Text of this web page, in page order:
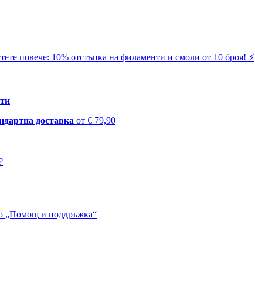
повече: 10% отстъпка на филаменти и смоли от 10 броя! ⚡️
доставка от € 79,90
„Помощ и поддръжка“